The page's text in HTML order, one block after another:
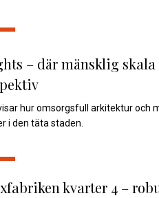
– där mänsklig
hur omsorgsfull arkitektur och
i den täta staden.
kvarter 4 –